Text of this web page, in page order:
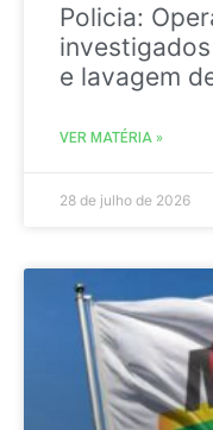
Policia:
e lavagem
VER MATÉRIA »
28 de julho de 2026